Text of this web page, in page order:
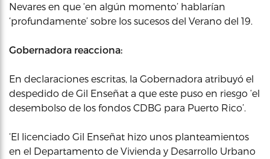
Nevares en que ‘en algún momento’ hablarían
‘profundamente’ sobre los sucesos del Verano del 19.
Gobernadora reacciona:
En declaraciones escritas, la Gobernadora atribuyó el
despedido de Gil Enseñat a que este puso en riesgo ‘el
desembolso de los fondos CDBG para Puerto Rico’.
‘El licenciado Gil Enseñat hizo unos planteamientos
en el Departamento de Vivienda y Desarrollo Urbano